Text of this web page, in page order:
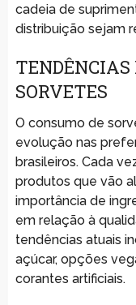
cadeia de
distribuição sejam
TENDÊNCIAS
SORVETES
O consumo de
evolução nas
brasileiros. Cada
produtos que vão
importância de
em relação à
tendências atuais
açúcar, opções
corantes artificiais.